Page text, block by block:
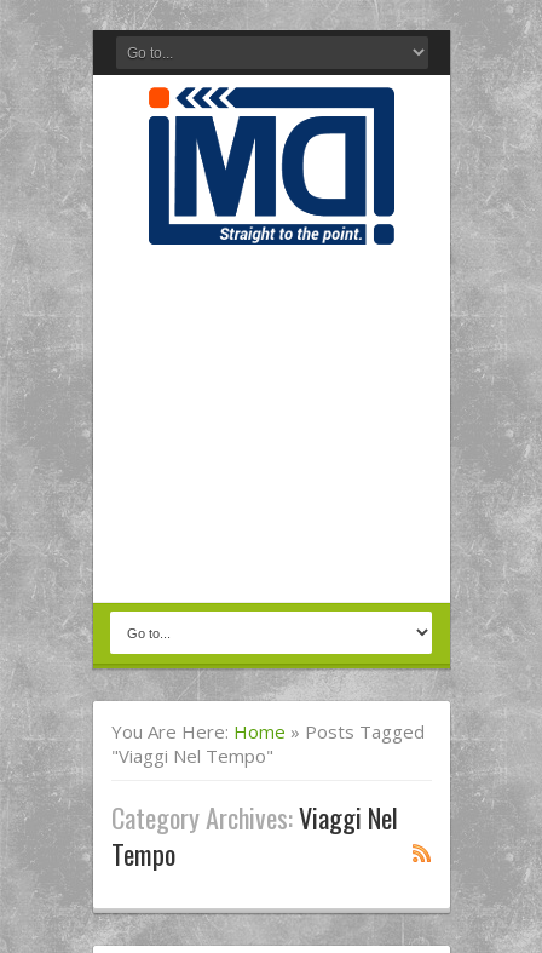
You Are Here: Home » Posts Tagged
"viaggi Nel Tempo"
Category Archives:Viaggi Nel
Tempo